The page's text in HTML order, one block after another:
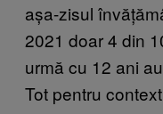
așa-zisul
2021 doar 4 din
urmă cu 12 ani
Tot pentru